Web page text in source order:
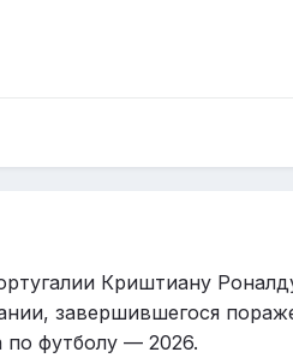
Криштиану
завершившегося
по футболу — 2026.